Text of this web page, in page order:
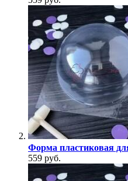
Форма пластиковая
559 руб.